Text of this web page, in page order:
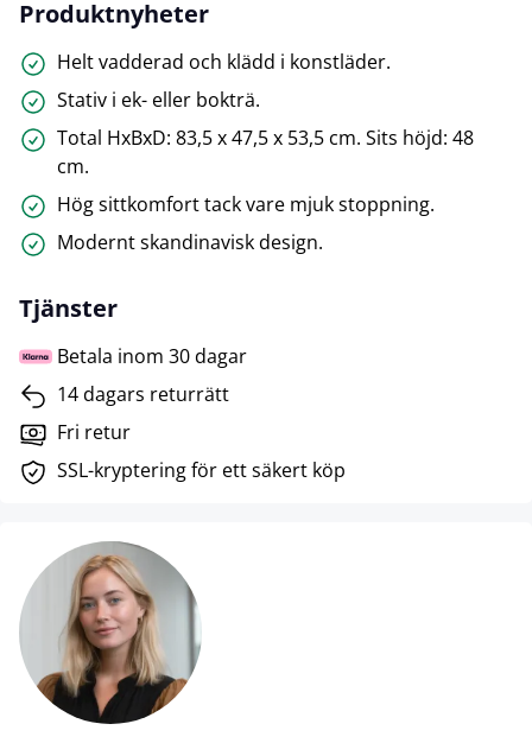
Produktnyheter
Helt vadderad och klädd i konstläder.
Stativ i ek- eller bokträ.
Total HxBxD: 83,5 x 47,5 x 53,5 cm. Sits höjd: 48
cm.
Hög sittkomfort tack vare mjuk stoppning.
Modernt skandinavisk design.
Tjänster
Betala inom 30 dagar
14 dagars returrätt
Fri retur
SSL-kryptering för ett säkert köp